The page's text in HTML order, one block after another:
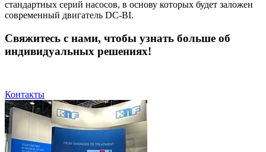
стандартных серий насосов, в основу которых будет заложен
современный двигатель DC-BI.
Свяжитесь с нами, чтобы узнать больше об
индивидуальных решениях!
Контакты